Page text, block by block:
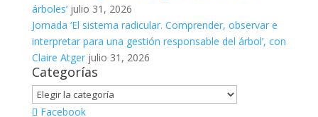
árboles’ julio 31, 2026
Jornada ‘El sistema radicular. Comprender, observar e
interpretar para una gestión responsable del árbol’, con
Claire Atger julio 31, 2026
Categorías
Categorías
Facebook